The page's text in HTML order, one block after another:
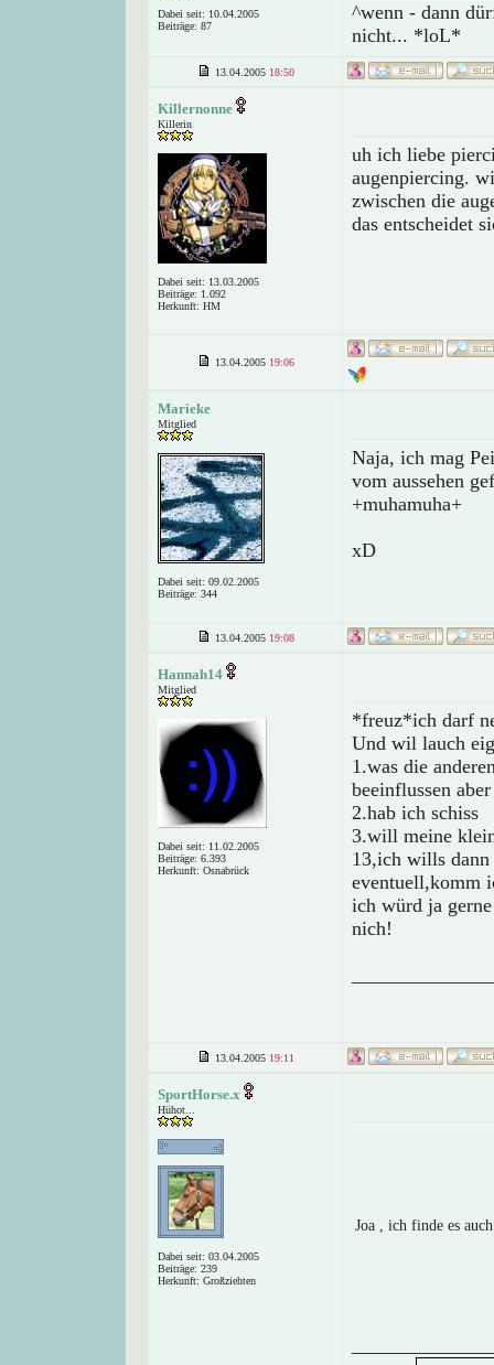
Dabei seit: 10.04.2005
Beiträge: 87
^wenn - dann
nicht... *loL*
13.04.2005 18:50
Killernonne
Killerin
Dabei seit: 13.03.2005
Beiträge: 1.092
Herkunft: HM
uh ich liebe
augenpiercing.
zwischen die
das entscheidet
13.04.2005 19:06
Marieke
Mitglied
Dabei seit: 09.02.2005
Beiträge: 344
Naja, ich mag
vom aussehen
+muhamuha+
xD
13.04.2005 19:08
Hannah14
Mitglied
Dabei seit: 11.02.2005
Beiträge: 6.393
Herkunft: Osnabrück
*freuz*ich darf
Und wil lauch
1.was die
beeinflussen
2.hab ich schiss
3.will meine
13,ich wills
eventuell,komm
ich würd ja
nich!
13.04.2005 19:11
SportHorse.x
Hühot...
Dabei seit: 03.04.2005
Beiträge: 239
Herkunft: Großziehten
Joa , ich finde es